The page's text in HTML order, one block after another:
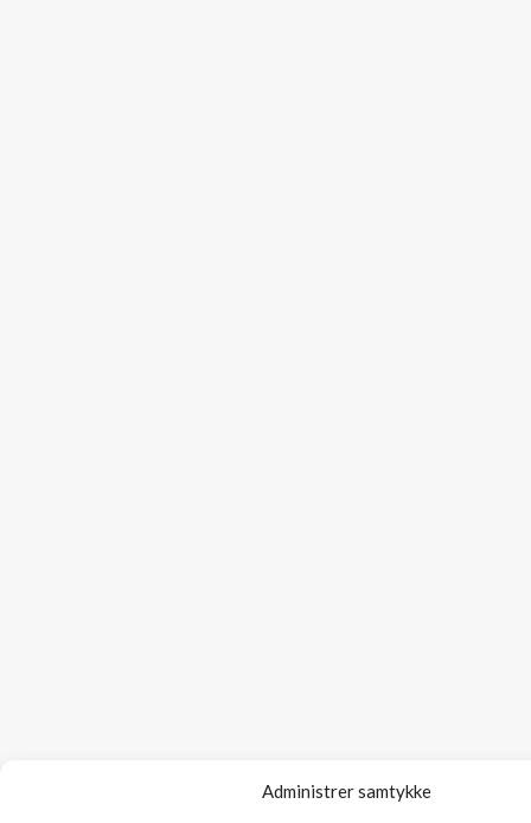
Administrer samtykke